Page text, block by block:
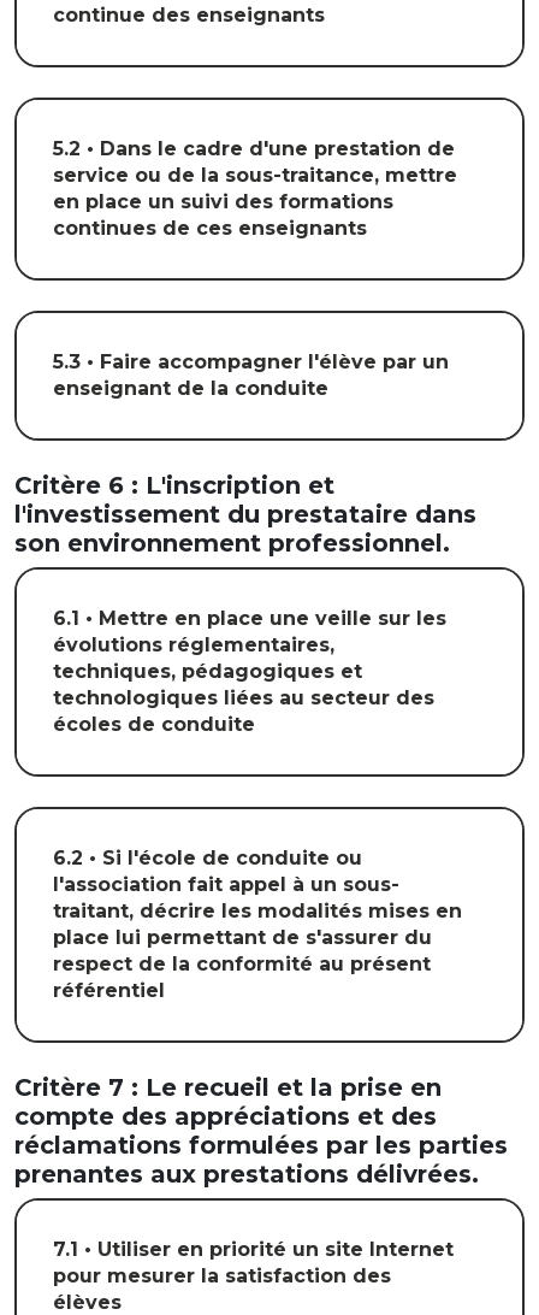
continue des enseignants
5.2 • Dans le cadre d'une prestation de
service ou de la sous-traitance, mettre
en place un suivi des formations
continues de ces enseignants
5.3 • Faire accompagner l'élève par un
enseignant de la conduite
Critère 6 : L'inscription et
l'investissement du prestataire dans
son environnement professionnel.
6.1 • Mettre en place une veille sur les
évolutions réglementaires,
techniques, pédagogiques et
technologiques liées au secteur des
écoles de conduite
6.2 • Si l'école de conduite ou
l'association fait appel à un sous-
traitant, décrire les modalités mises en
place lui permettant de s'assurer du
respect de la conformité au présent
référentiel
Critère 7 : Le recueil et la prise en
compte des appréciations et des
réclamations formulées par les parties
prenantes aux prestations délivrées.
7.1 • Utiliser en priorité un site Internet
pour mesurer la satisfaction des
élèves